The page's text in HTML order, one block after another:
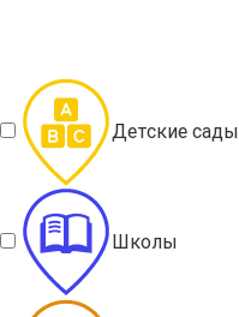
Детские сады
Школы